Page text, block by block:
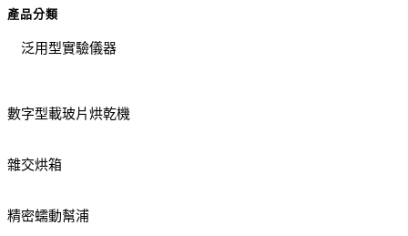
產品分類
泛用型實驗儀器
數字型載玻片烘乾機
雜交烘箱
精密蠕動幫浦